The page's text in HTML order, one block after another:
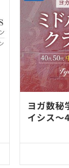
ヨガ数秘
イシス